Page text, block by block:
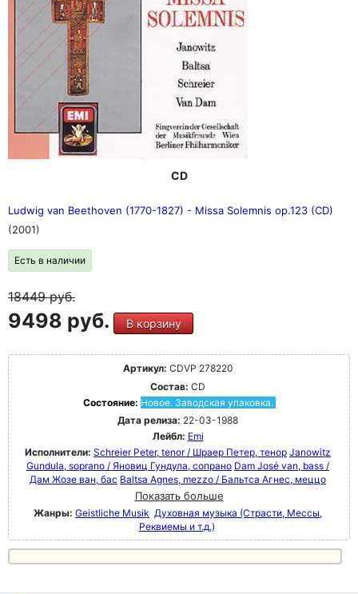
CD
Ludwig van Beethoven (1770-1827) - Missa Solemnis op.123 (CD)
(2001)
Есть в наличии
18449руб.
9498 руб. В корзину
Артикул: CDVP 278220
Состав: CD
Состояние: Новое. Заводская упаковка.
Дата релиза: 22-03-1988
Лейбл: Emi
Исполнители: Schreier Peter, tenor / Шраер Петер, тенор Janowitz
Gundula, soprano / Яновиц Гундула, сопрано Dam José van, bass /
Дам Жозе ван, бас Baltsa Agnes, mezzo / Бальтса Агнес, меццо
Показать больше
Жанры: Geistliche Musik Духовная музыка (Страсти, Мессы,
Реквиемы и т.д.)